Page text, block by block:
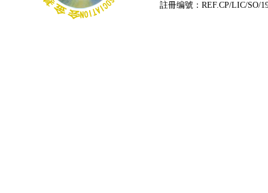
註冊编號：REF.CP/LIC/SO/